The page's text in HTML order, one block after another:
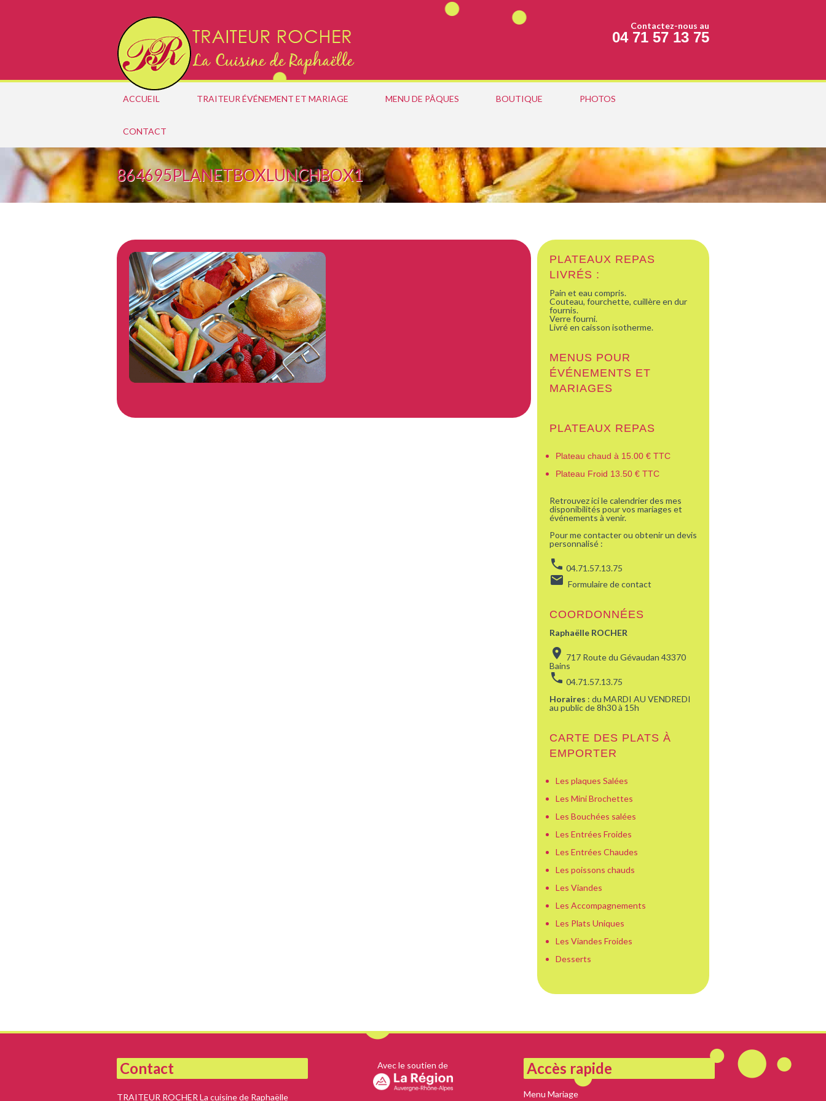
Contactez-nous au
04 71 57 13 75
ACCUEIL TRAITEUR ÉVÉNEMENT ET MARIAGE MENU DE PÂQUES BOUTIQUE PHOTOS
CONTACT
864695PLANETBOXLUNCHBOX1
PLATEAUX REPAS
LIVRÉS :
Pain et eau compris.
Couteau, fourchette, cuillère en dur
fournis.
Verre fourni.
Livré en caisson isotherme.
MENUS POUR
ÉVÉNEMENTS ET
MARIAGES
PLATEAUX REPAS
Plateau chaud à 15.00 € TTC
Plateau Froid 13.50 € TTC
Retrouvez ici le calendrier des mes
disponibilités pour vos mariages et
événements à venir.
Pour me contacter ou obtenir un devis
personnalisé :
phone 04.71.57.13.75
email Formulaire de contact
COORDONNÉES
Raphaëlle ROCHER
location_on 717 Route du Gévaudan 43370
Bains
phone 04.71.57.13.75
Horaires : du MARDI AU VENDREDI
au public de 8h30 à 15h
CARTE DES PLATS À
EMPORTER
Les plaques Salées
Les Mini Brochettes
Les Bouchées salées
Les Entrées Froides
Les Entrées Chaudes
Les poissons chauds
Les Viandes
Les Accompagnements
Les Plats Uniques
Les Viandes Froides
Desserts
Contact
TRAITEUR ROCHER La cuisine de Raphaëlle
Avec le soutien de Accès rapide
Menu Mariage